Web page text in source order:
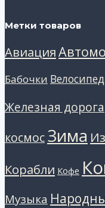
Метки товаров
Авиация
Бабочки Велосипед
Железная дорога
космосЗима
Корабли Кофе
Музыка